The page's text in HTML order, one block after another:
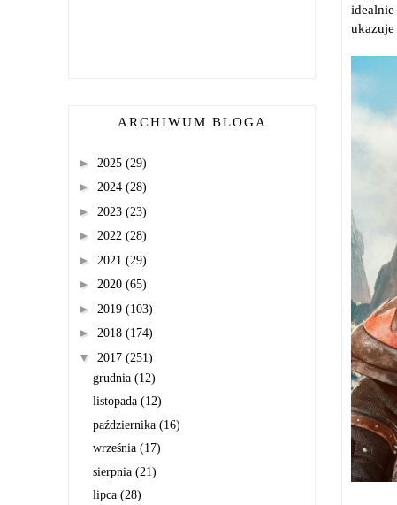
ukazuje
ARCHIWUM BLOGA
► 2025 (29)
► 2024 (28)
► 2023 (23)
► 2022 (28)
► 2021 (29)
► 2020 (65)
► 2019 (103)
► 2018 (174)
▼ 2017 (251)
grudnia (12)
listopada (12)
października (16)
września (17)
sierpnia (21)
lipca (28)